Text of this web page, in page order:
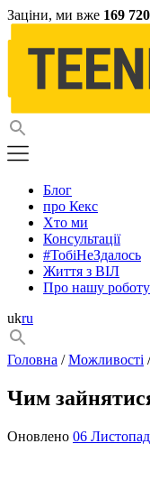
Заціни, ми вже 169 720
Блог
про Кекс
Хто ми
Консультації
#ТобіНеЗдалось
Життя з ВІЛ
Про нашу роботу
ukru
Головна /Можливості
Чим
Оновлено 06